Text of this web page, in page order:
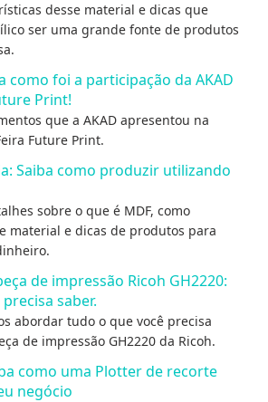
desse material e dicas que
ser uma grande fonte de produtos
como foi a participação da AKAD
Print!
que a AKAD apresentou na
Future Print.
Saiba como produzir utilizando
sobre o que é MDF, como
material e dicas de produtos para
de impressão Ricoh GH2220:
saber.
abordar tudo o que você precisa
de impressão GH2220 da Ricoh.
como uma Plotter de recorte
negócio